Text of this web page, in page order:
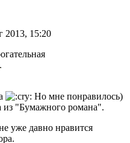
2013, 15:20
.
Но мне понравилось)
из "Бумажного романа".
уже давно нравится